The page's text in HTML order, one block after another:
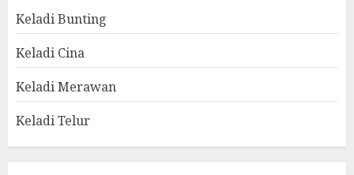
Keladi Bunting
Keladi Cina
Keladi Merawan
Keladi Telur